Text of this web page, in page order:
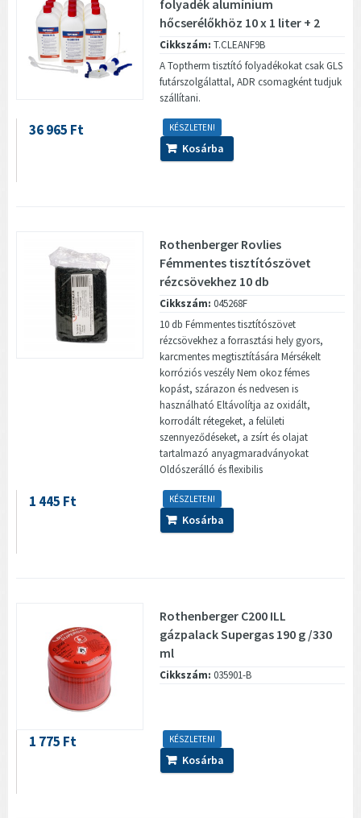
folyadék alumínium
hőcserélőkhöz 10 x 1 liter + 2
db...
Cikkszám: T.CLEANF9B
A Toptherm tisztító folyadékokat csak GLS
futárszolgálattal, ADR csomagként tudjuk
szállítani.
KÉSZLETEN!
36 965 Ft
Kosárba
Rothenberger Rovlies
Fémmentes tisztítószövet
rézcsövekhez 10 db
Cikkszám: 045268F
10 db Fémmentes tisztítószövet
rézcsövekhez a forrasztási hely gyors,
karcmentes megtisztítására Mérsékelt
korróziós veszély Nem okoz fémes
kopást, szárazon és nedvesen is
használható Eltávolítja az oxidált,
korrodált rétegeket, a felületi
szennyeződéseket, a zsírt és olajat
tartalmazó anyagmaradványokat
Oldószerálló és flexibilis
KÉSZLETEN!
1 445 Ft
Kosárba
Rothenberger C200 ILL
gázpalack Supergas 190 g /330
ml
Cikkszám: 035901-B
KÉSZLETEN!
1 775 Ft
Kosárba